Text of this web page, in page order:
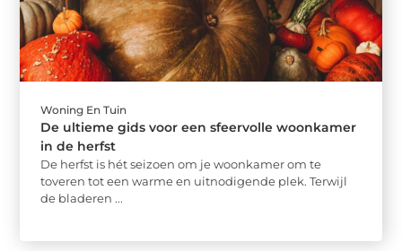
Woning En Tuin
De ultieme gids voor een sfeervolle woonkamer
in de herfst
De herfst is hét seizoen om je woonkamer om te
toveren tot een warme en uitnodigende plek. Terwijl
de bladeren ...